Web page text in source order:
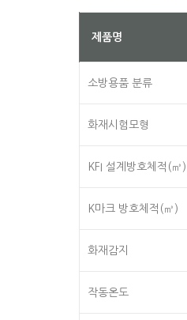
제품명
소방용품 분류
화재시험모형
KFI 설계방호체적(㎥)
K마크 방호체적(㎥)
화재감지
작동온도